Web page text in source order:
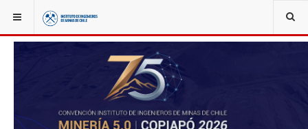
YOU ARE HERE: NOTICIAS